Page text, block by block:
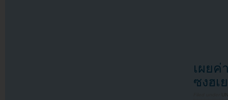
เผยค่
ซงฮเ